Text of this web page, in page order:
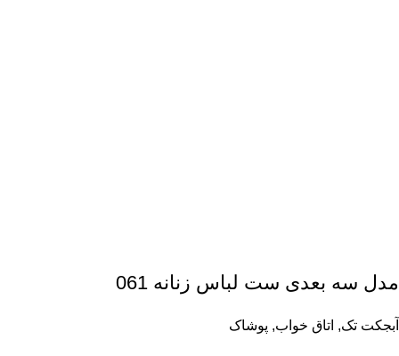
مدل سه بعدی ست لباس زنانه 061
آبجکت تک, اتاق خواب, پوشاک